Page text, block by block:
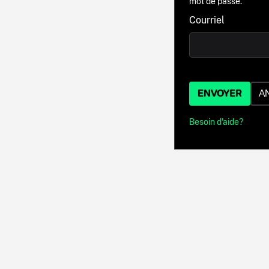
Courriel
ENVOYER
Besoin d'aide?